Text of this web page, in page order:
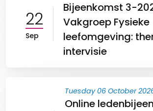
22
Sep
Bijeenkomst 3-
Vakgroep Fysieke
leefomgeving:
intervisie
Tuesday 06 October
Online